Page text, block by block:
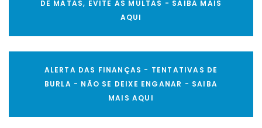
DE MATAS, EVITE AS MULTAS - SAIBA MAIS
AQUI
ALERTA DAS FINANÇAS - TENTATIVAS DE
BURLA - NÃO SE DEIXE ENGANAR - SAIBA
MAIS AQUI